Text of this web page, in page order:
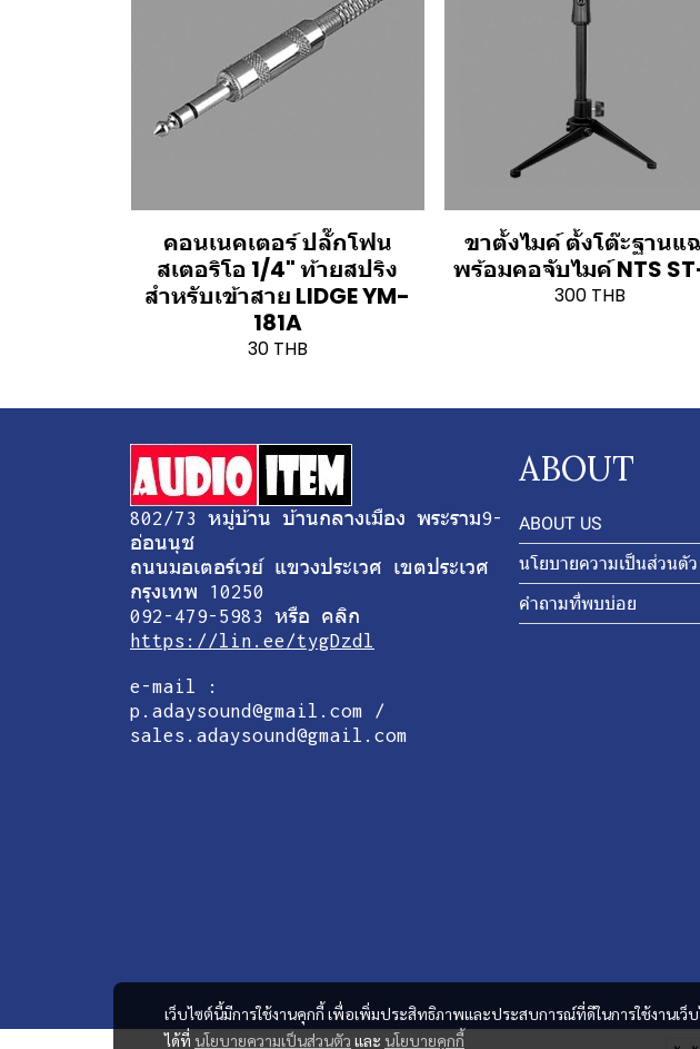
คอนเนคเตอร์ ปลั๊กโฟน
สเตอริโอ 1/4" ท้ายสปริง
สำหรับเข้าสาย LIDGE YM-
181A
30 THB
ขาตั้งไมค์ ตั้งโต๊ะฐานแ
พร้อมคอจับไมค์ NTS
300 THB
เว็บไซต์นี้มีการใช้งานคุกกี้ เพื่อเพิ่มประสิทธิภาพและประสบการณ์ที่ดีในการใช้งานเว็
ได้ที่ นโยบายความเป็นส่วนตัว และ นโยบายคุกกี้
802/73 หมู่บ้าน บ้านกลางเมือง พระราม9-
อ่อนนุช
ถนนมอเตอร์เวย์ แขวงประเวศ เขตประเวศ
กรุงเทพ 10250
092-479-5983 หรือ คลิก
https://lin.ee/tygDzdl
e-mail :
p.adaysound@gmail.com /
sales.adaysound@gmail.com
ABOUT
ABOUT US
นโยบายความเป็นส่วนตัว
คำถามที่พบบ่อย